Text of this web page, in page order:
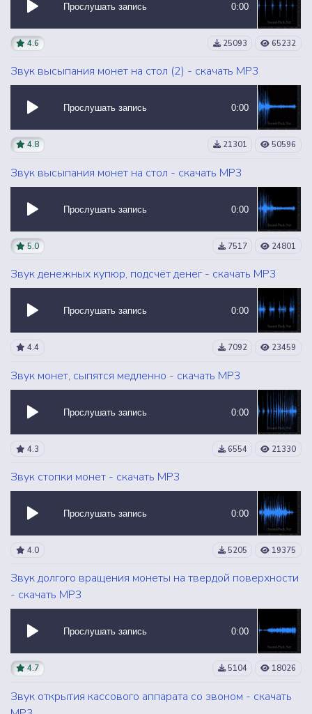
Прослушать запись 0:00
4.6 25093 65232
Звук высыпания монет на стол (2) - скачать MP3
Прослушать запись 0:00
4.8 21301 50596
Звук высыпания монет на стол - скачать MP3
Прослушать запись 0:00
5.0 7517 24801
Звук денежных купюр, подсчёт денег - скачать MP3
Прослушать запись 0:00
4.4 7092 23459
Звук монет, сыпятся медленно - скачать MP3
Прослушать запись 0:00
4.3 6554 21330
Звук стопки монет - скачать MP3
Прослушать запись 0:00
4.0 5205 19375
Звук долгого вращения монеты на твердой поверхности
- скачать MP3
Прослушать запись 0:00
4.7 5104 18026
Звук открытия кассового аппарата со звоном - скачать